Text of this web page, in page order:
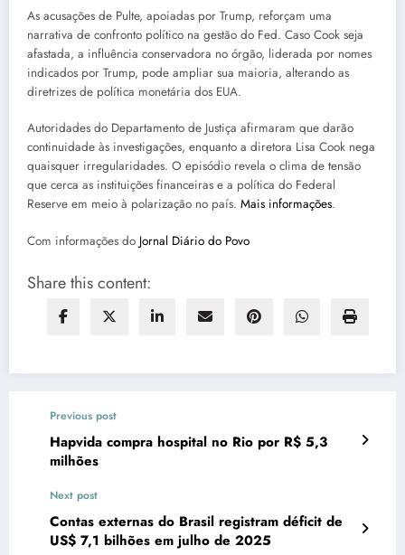
As acusações de Pulte, apoiadas por Trump, reforçam uma
narrativa de confronto político na gestão do Fed. Caso Cook seja
afastada, a influência conservadora no órgão, liderada por nomes
indicados por Trump, pode ampliar sua maioria, alterando as
diretrizes de política monetária dos EUA.
Autoridades do Departamento de Justiça afirmaram que darão
continuidade às investigações, enquanto a diretora Lisa Cook nega
quaisquer irregularidades. O episódio revela o clima de tensão
que cerca as instituições financeiras e a política do Federal
Reserve em meio à polarização no país. Mais informações.
Com informações do Jornal Diário do Povo
Share this content:
Previous post
Hapvida compra hospital no Rio por R$ 5,3
milhões
Next post
Contas externas do Brasil registram déficit de
US$ 7,1 bilhões em julho de 2025